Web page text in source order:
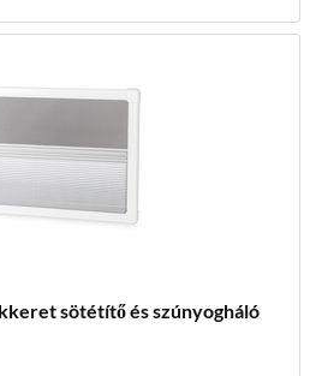
sötétítő és szúnyogháló